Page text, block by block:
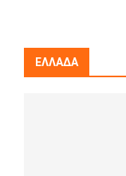
ΕΛΛΆΔΑ